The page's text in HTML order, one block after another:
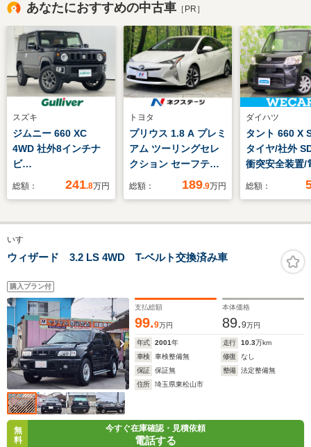
あなたにおすすめの中古車 ［PR］
スズキ
ジムニー 660 XC
4WD 社外8インチナ
ビ
(Bluetooth/AppleCarPlay/
ックカメラ ドラレコ
(前後) ABS LKA
クルコン 横滑り防
ートヒーター
総額： 241.8万円
トヨタ
プリウス 1.8 A プレミ
アム ツーリングセレ
クション セーフティ
センスP 純正9型ナ
100V電源 BSM 禁
ー ドラレコ ETC
ド オートハイビーム
総額： 189.9万円
ダイハツ
タント 660 X
タイヤ/社外
衝突安全装置/
ライドドア/
ップ/フルセグ
運転席/エア
総額：
いすゞ
ウィザード 3.2 LS 4WD T-ベルト交換済み車
購入プラン付
支払総額
99.9万円
本体価格
89.9万円
年式 2001年 走行 10.3万km
車検
車検整備無 修復
なし
保証
保証無 整備
法定整備無
住所
埼玉県東松山市
無
料
今すぐ在庫確認・見積依頼
電話する